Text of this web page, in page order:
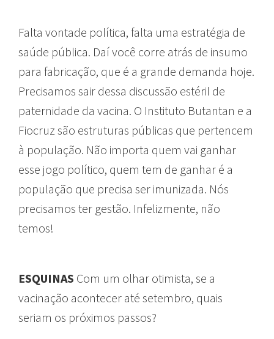
Falta vontade política, falta uma estratégia de
saúde pública. Daí você corre atrás de insumo
para fabricação, que é a grande demanda hoje.
Precisamos sair dessa discussão estéril de
paternidade da vacina. O Instituto Butantan e a
Fiocruz são estruturas públicas que pertencem
à população. Não importa quem vai ganhar
esse jogo político, quem tem de ganhar é a
população que precisa ser imunizada. Nós
precisamos ter gestão. Infelizmente, não
temos!
ESQUINAS Com um olhar otimista, se a
vacinação acontecer até setembro, quais
seriam os próximos passos?